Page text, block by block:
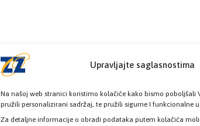
Upravljajte saglasnostima
Na našoj web stranici koristimo kolačiće kako bismo poboljšali
pružili personalizirani sadržaj, te pružili sigurne I funkcionalne
Za detaljne informacije o obradi podataka putem kolačića